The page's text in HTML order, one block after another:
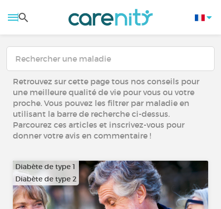
Retrouvez sur cette page tous nos conseils pour
une meilleure qualité de vie pour vous ou votre
proche. Vous pouvez les filtrer par maladie en
utilisant la barre de recherche ci-dessus.
Parcourez ces articles et inscrivez-vous pour
donner votre avis en commentaire !
Diabète de type 1
Diabète de type 2